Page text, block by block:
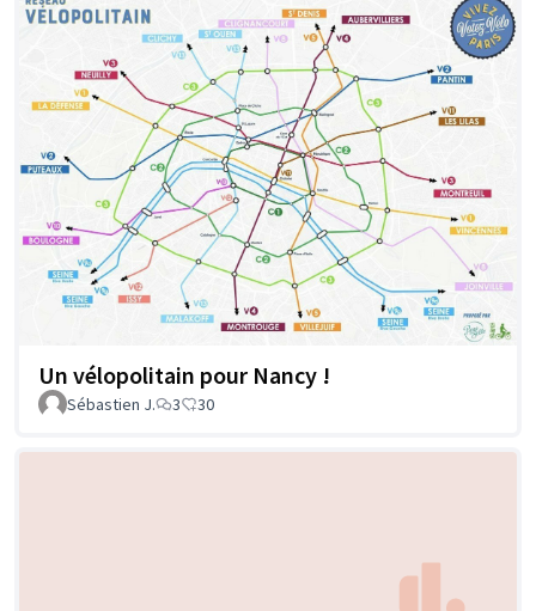
Un vélopolitain pour Nancy !
Sébastien J. 3 30